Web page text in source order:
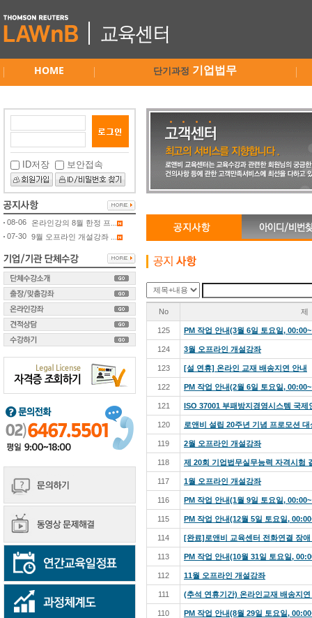
HOME 단기과정 기업법무
ID저장 보안접속
08-06
온라인강의 8월 한정 프...
07-30 9월 오프라인 개설강좌 ...
No
125 PM 작업 안내(3월 6일 토요일,
124 3월 오프라인 개설강좌
123 [설 연휴] 온라인 교재 배송지연 안내
122 PM 작업 안내(2월 6일 토요일,
121 ISO 37001 부패방지경영시스템 국제
120 로앤비 설립 20주년 기념 프로모션
119 2월 오프라인 개설강좌
118 제 20회 기업법무실무능력 자격시험
117 1월 오프라인 개설강좌
116 PM 작업 안내(1월 9일 토요일,
115 PM 작업 안내(12월 5일 토요일,
114 [완료]로앤비 교육센터 전화연결 장
113 PM 작업 안내(10월 31일 토요일,
112 11월 오프라인 개설강좌
111 (추석 연휴기간) 온라인교재 배송지연
110 PM 작업 안내(8월 29일 토요일,